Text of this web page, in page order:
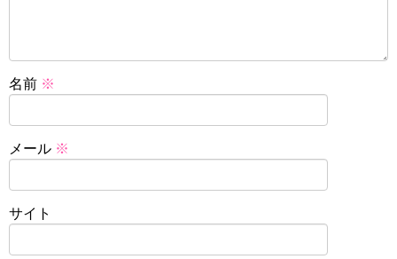
名前 ※
メール ※
サイト